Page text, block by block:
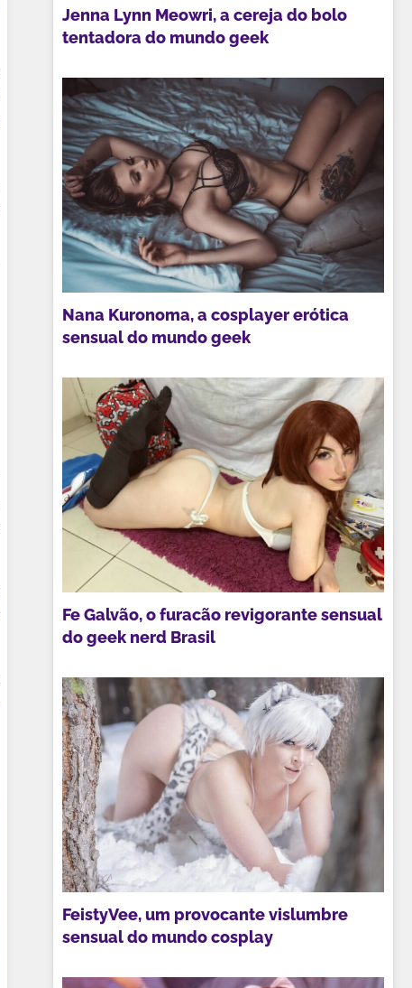
Jenna Lynn Meowri, a cereja do bolo
tentadora do mundo geek
Nana Kuronoma, a cosplayer erótica
sensual do mundo geek
Fe Galvão, o furacão revigorante sensual
do geek nerd Brasil
FeistyVee, um provocante vislumbre
sensual do mundo cosplay